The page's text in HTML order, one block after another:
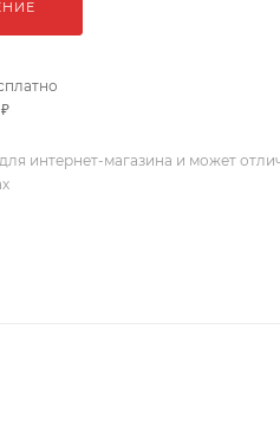
интернет-магазина и может